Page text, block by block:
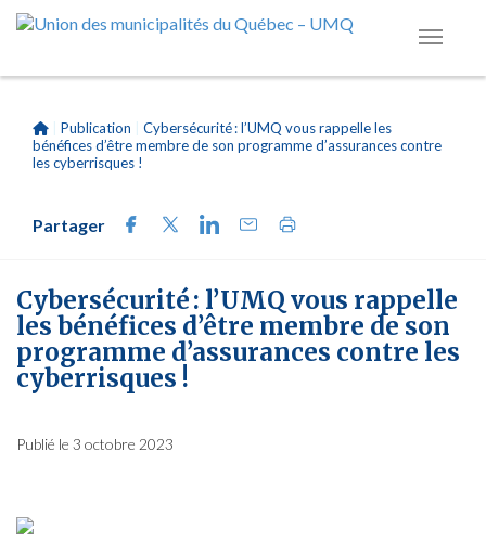
Publication
Cybersécurité : l’UMQ vous rappelle les
bénéfices d’être membre de son programme d’assurances contre
les cyberrisques !
Partager
Cybersécurité : l’UMQ vous rappelle
les bénéfices d’être membre de son
programme d’assurances contre les
cyberrisques !
Publié le 3 octobre 2023